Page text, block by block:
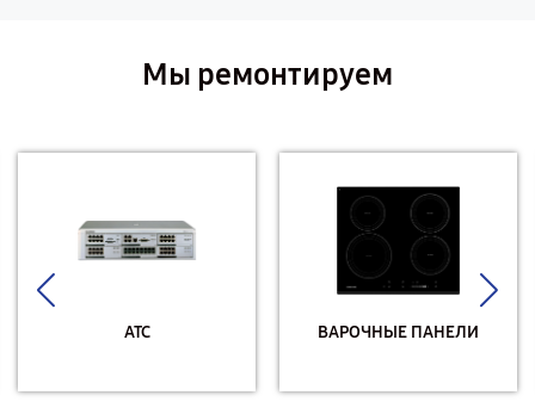
Мы ремонтируем
АТС ВАРОЧНЫЕ ПАНЕЛИ